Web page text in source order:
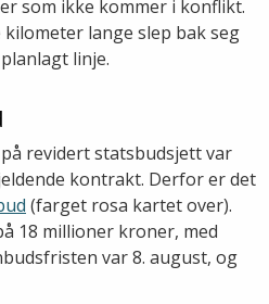
som ikke kommer i konflikt.
lange slep bak seg
linje.
revidert statsbudsjett var
kontrakt. Derfor er det
(farget rosa kartet over).
18 millioner kroner, med
var 8. august, og